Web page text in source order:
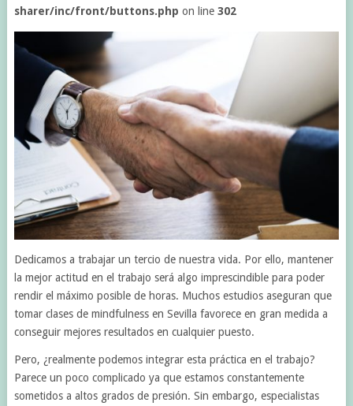
sharer/inc/front/buttons.php on line 302
Dedicamos a trabajar un tercio de nuestra vida. Por ello, mantener
la mejor actitud en el trabajo será algo imprescindible para poder
rendir el máximo posible de horas. Muchos estudios aseguran que
tomar clases de mindfulness en Sevilla favorece en gran medida a
conseguir mejores resultados en cualquier puesto.
Pero, ¿realmente podemos integrar esta práctica en el trabajo?
Parece un poco complicado ya que estamos constantemente
sometidos a altos grados de presión. Sin embargo, especialistas